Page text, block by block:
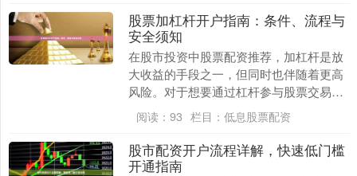
股票加杠杆开户指南：条件、流程与
安全须知
在股市投资中股票配资推荐，加杠杆是放
大收益的手段之一，但同时也伴随着更高
风险。对于想要通过杠杆参与股票交易的
投资者来说，了解开户条件、操作流程以
及安全注意事项至....
阅读： 93 栏目： 低息股票配资
股市配资开户流程详解，快速低门槛
开通指南